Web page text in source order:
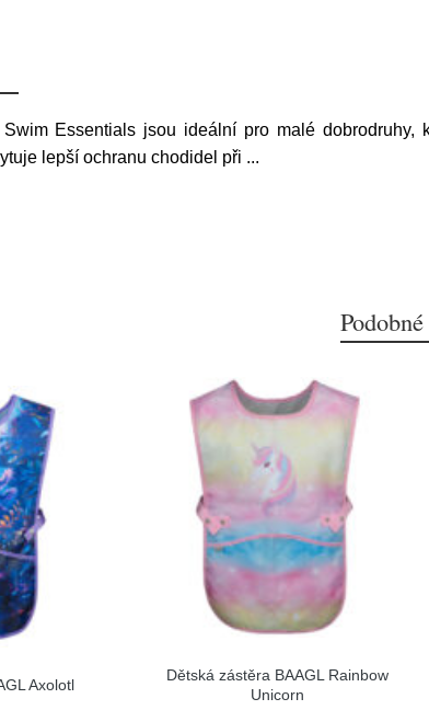
Essentials jsou ideální pro malé
lepší ochranu chodidel při ...
Axolotl
Dětská zástěra BAAGL Rainbow
Unicorn